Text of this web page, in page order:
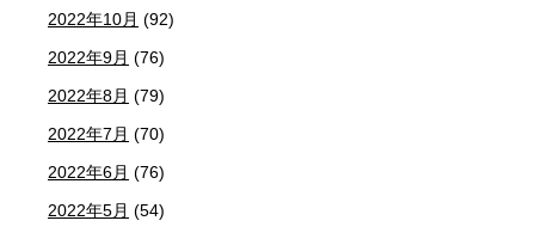
2022年10月 (92)
2022年9月 (76)
2022年8月 (79)
2022年7月 (70)
2022年6月 (76)
2022年5月 (54)